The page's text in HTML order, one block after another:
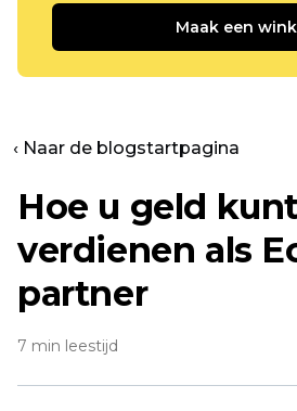
Maak een
‹ Naar de blogstartpagina
Hoe u geld
verdienen als
partner
7 min leestijd